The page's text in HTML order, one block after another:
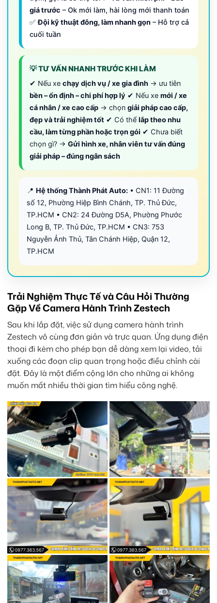
giá trước – Ok mới làm, hài lòng mới thanh toán
✅Đội kỹ thuật đông, làm nhanh gọn – Hỗ trợ cả
cuối tuần
💡 TƯ VẤN NHANH TRƯỚC KHI LÀM
✔ Nếu xe chạy dịch vụ / xe gia đình → ưu tiên
bền – ổn định – chi phí hợp lý ✔ Nếu xe mới / xe
cá nhân / xe cao cấp → chọn giải pháp cao cấp,
đẹp và trải nghiệm tốt ✔ Có thể lắp theo nhu
cầu, làm từng phần hoặc trọn gói ✔ Chưa biết
chọn gì? → Gửi hình xe, nhân viên tư vấn đúng
giải pháp – đúng ngân sách
📍 Hệ thống Thành Phát Auto: • CN1: 11 Đường
số 12, Phường Hiệp Bình Chánh, TP. Thủ Đức,
TP.HCM • CN2: 24 Đường D5A, Phường Phước
Long B, TP. Thủ Đức, TP.HCM • CN3: 753
Nguyễn Ảnh Thủ, Tân Chánh Hiệp, Quận 12,
TP.HCM
Trải Nghiệm Thực Tế và Câu Hỏi Thường
Gặp Về Camera Hành Trình Zestech
Sau khi lắp đặt, việc sử dụng camera hành trình
Zestech vô cùng đơn giản và trực quan. Ứng dụng điện
thoại đi kèm cho phép bạn dễ dàng xem lại video, tải
xuống các đoạn clip quan trọng hoặc điều chỉnh cài
đặt. Đây là một điểm cộng lớn cho những ai không
muốn mất nhiều thời gian tìm hiểu công nghệ.